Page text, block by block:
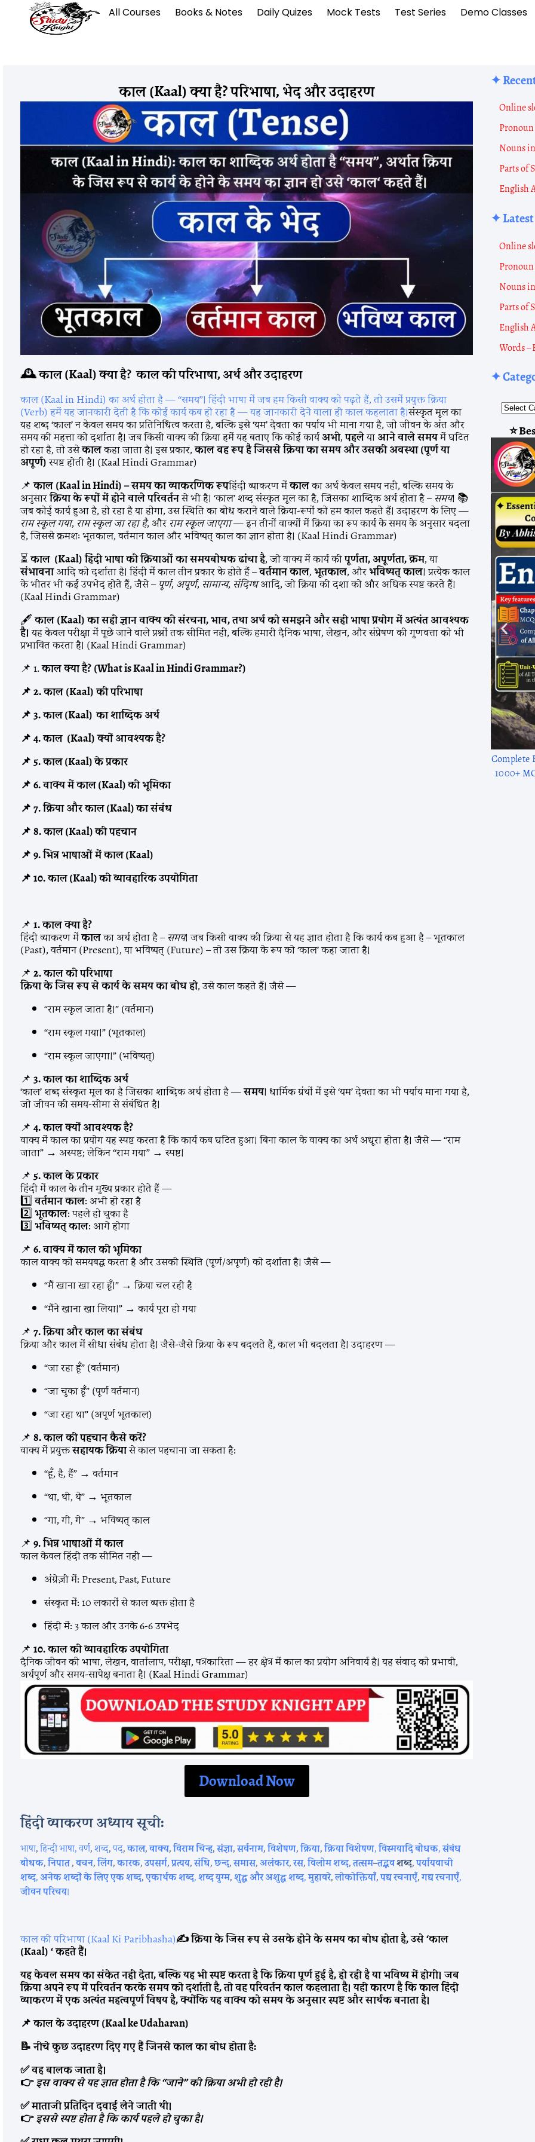
All Courses Books & Notes Daily Quizes Mock Tests Test Series Demo Classes
काल (Kaal) क्या है? परिभाषा, भेद और उदाहरण
🕰️काल (Kaal)क्याहै?कालकीपरिभाषा,अर्थऔरउदाहरण
काल (Kaal in Hindi) का अर्थ होता है — “समय”। हिंदी भाषा में जब हम किसी वाक्य को पढ़ते हैं, तो उसमें प्रयुक्त क्रिया
(Verb) हमें यह जानकारी देती है कि कोई कार्य कब हो रहा है — यह जानकारी देने वाला ही काल कहलाता है।संस्कृत मूल का
यह शब्द ‘काल’ न केवल समय का प्रतिनिधित्व करता है, बल्कि इसे ‘यम’ देवता का पर्याय भी माना गया है, जो जीवन के अंत और
समय की महत्ता को दर्शाता है। जब किसी वाक्य की क्रिया हमें यह बताए कि कोई कार्यअभी,पहलेयाआनेवालेसमयमें घटित
हो रहा है, तो उसेकालकहा जाता है। इस प्रकार,कालवहरूपहैजिससेक्रियाकासमयऔरउसकीअवस्था (पूर्णया
अपूर्ण)स्पष्ट होती है। (Kaal Hindi Grammar)
📌काल (Kaal in Hindi) – समय का व्याकरणिक रूपहिंदी व्याकरण मेंकालका अर्थ केवल समय नहीं, बल्कि समय के
अनुसारक्रिया के रूपों में होने वाले परिवर्तनसे भी है। ‘काल’ शब्द संस्कृत मूल का है, जिसका शाब्दिक अर्थ होता है –समय। 📚
जब कोई कार्य हुआ है, हो रहा है या होगा, उस स्थिति का बोध कराने वाले क्रिया-रूपों को हम काल कहते हैं। उदाहरण के लिए —
राम स्कूल गया, राम स्कूल जा रहा है, और राम स्कूल जाएगा— इन तीनों वाक्यों में क्रिया का रूप कार्य के समय के अनुसार बदला
है, जिससे क्रमशः भूतकाल, वर्तमान काल और भविष्यत् काल का ज्ञान होता है। (Kaal Hindi Grammar)
⏳काल (Kaal) हिंदी भाषा की क्रियाओं का समयबोधक ढांचा है, जो वाक्य में कार्य कीपूर्णता, अपूर्णता, क्रम, या
संभावनाआदि को दर्शाता है। हिंदी में काल तीन प्रकार के होते हैं –वर्तमान काल,भूतकाल, औरभविष्यत् काल। प्रत्येक काल
के भीतर भी कई उपभेद होते हैं, जैसे –पूर्ण, अपूर्ण, सामान्य, संदिग्धआदि, जो क्रिया की दशा को और अधिक स्पष्ट करते हैं।
(Kaal Hindi Grammar)
🖋️काल (Kaal) का सही ज्ञान वाक्य की संरचना, भाव, तथा अर्थ को समझने और सही भाषा प्रयोग में अत्यंत आवश्यक
है।यह केवल परीक्षा में पूछे जाने वाले प्रश्नों तक सीमित नहीं, बल्कि हमारी दैनिक भाषा, लेखन, और संप्रेषण की गुणवत्ता को भी
प्रभावित करता है। (Kaal Hindi Grammar)
📌 1.काल क्या है? (What is Kaal in Hindi Grammar?)
📌 2.काल (Kaal) की परिभाषा
📌 3.काल(Kaal) का शाब्दिक अर्थ
📌 4.काल (Kaal) क्यों आवश्यक है?
📌 5.काल(Kaal)के प्रकार
📌 6.वाक्य में काल(Kaal)की भूमिका
📌 7.क्रिया और काल(Kaal)का संबंध
📌 8.काल(Kaal)की पहचान
📌 9.भिन्न भाषाओं में काल(Kaal)
📌 10.काल(Kaal)की व्यावहारिक उपयोगिता
📌1. काल क्या है?
हिंदी व्याकरण मेंकालका अर्थ होता है –समय। जब किसी वाक्य की क्रिया से यह ज्ञात होता है कि कार्य कब हुआ है – भूतकाल
(Past), वर्तमान (Present), या भविष्यत् (Future) – तो उस क्रिया के रूप को ‘काल’ कहा जाता है।
📌2. काल की परिभाषा
क्रिया के जिस रूप से कार्य के समय का बोध हो, उसे काल कहते हैं। जैसे —
“राम स्कूल जाता है।” (वर्तमान)
“राम स्कूल गया।” (भूतकाल)
“राम स्कूल जाएगा।” (भविष्यत्)
📌3. काल का शाब्दिक अर्थ
‘काल’ शब्द संस्कृत मूल का है जिसका शाब्दिक अर्थ होता है —समय। धार्मिक ग्रंथों में इसे ‘यम’ देवता का भी पर्याय माना गया है,
जो जीवन की समय-सीमा से संबंधित है।
📌4. काल क्यों आवश्यक है?
वाक्य में काल का प्रयोग यह स्पष्ट करता है कि कार्य कब घटित हुआ। बिना काल के वाक्य का अर्थ अधूरा होता है। जैसे — “राम
जाता” → अस्पष्ट; लेकिन “राम गया” → स्पष्ट।
📌5. काल के प्रकार
हिंदी में काल के तीन मुख्य प्रकार होते हैं —
1️⃣वर्तमान काल: अभी हो रहा है
2️⃣भूतकाल: पहले हो चुका है
3️⃣भविष्यत् काल: आगे होगा
📌6. वाक्य में काल की भूमिका
काल वाक्य को समयबद्ध करता है और उसकी स्थिति (पूर्ण/अपूर्ण) को दर्शाता है। जैसे —
“मैं खाना खा रहा हूँ।” → क्रिया चल रही है
“मैंने खाना खा लिया।” → कार्य पूरा हो गया
📌7. क्रिया और काल का संबंध
क्रिया और काल में सीधा संबंध होता है। जैसे-जैसे क्रिया के रूप बदलते हैं, काल भी बदलता है। उदाहरण —
“जा रहा हूँ” (वर्तमान)
“जा चुका हूँ” (पूर्ण वर्तमान)
“जा रहा था” (अपूर्ण भूतकाल)
📌8. काल की पहचान कैसे करें?
वाक्य में प्रयुक्तसहायक क्रियासे काल पहचाना जा सकता है:
“हूँ, है, हैं” → वर्तमान
“था, थी, थे” → भूतकाल
“गा, गी, गे” → भविष्यत् काल
📌9. भिन्न भाषाओं में काल
काल केवल हिंदी तक सीमित नहीं —
अंग्रेज़ी में: Present, Past, Future
संस्कृत में: 10 लकारों से काल व्यक्त होता है
हिंदी में: 3 काल और उनके 6-6 उपभेद
📌10. काल की व्यावहारिक उपयोगिता
दैनिक जीवन की भाषा, लेखन, वार्तालाप, परीक्षा, पत्रकारिता — हर क्षेत्र में काल का प्रयोग अनिवार्य है। यह संवाद को प्रभावी,
अर्थपूर्ण और समय-सापेक्ष बनाता है। (Kaal Hindi Grammar)
Download Now
हिंदी व्याकरण अध्याय सूची:
भाषा,हिन्दी भाषा,वर्ण,शब्द,पद,काल,वाक्य,विराम चिन्ह,संज्ञा,सर्वनाम,विशेषण,क्रिया,क्रिया विशेषण,विस्मयादि बोधक,संबंध
बोधक,निपात,वचन,लिंग,कारक,उपसर्ग,प्रत्यय,संधि,छन्द,समास,अलंकार,रस,विलोम शब्द,तत्सम–तद्भवशब्द,पर्यायवाची
शब्द,अनेक शब्दों के लिए एक शब्द,एकार्थक शब्द,शब्द युग्म,शुद्ध और अशुद्ध शब्द,मुहावरे,लोकोक्तियाँ,पद्य रचनाएँ,गद्य रचनाएँ,
जीवन परिचय।
काल की परिभाषा (Kaal Ki Paribhasha)✍️ क्रिया के जिस रूप से उसके होने के समय का बोध होता है, उसे ‘काल
(Kaal) ‘ कहते हैं।
यह केवल समय का संकेत नहीं देता, बल्कि यह भी स्पष्ट करता है कि क्रिया पूर्ण हुई है, हो रही है या भविष्य में होगी। जब
क्रिया अपने रूप में परिवर्तन करके समय को दर्शाती है, तो वह परिवर्तन काल कहलाता है। यही कारण है कि काल हिंदी
व्याकरण में एक अत्यंत महत्वपूर्ण विषय है, क्योंकि यह वाक्य को समय के अनुसार स्पष्ट और सार्थक बनाता है।
📌 काल के उदाहरण (Kaal ke Udaharan)
📝 नीचे कुछ उदाहरण दिए गए हैं जिनसे काल का बोध होता है:
✅ वह बालक जाता है।
👉इस वाक्य से यह ज्ञात होता है कि “जाने” की क्रिया अभी हो रही है।
✅ माताजी प्रतिदिन दवाई लेने जातीं थीं।
👉इससे स्पष्ट होता है कि कार्य पहले हो चुका है।
✦
Online
Nouns
Parts of
English
✦
Online
Nouns
Parts of
English
Words
✦
⭐
1300+
to
Covers Hindi, English, HP GK, GS, Maths, Reasoning
Reasoning